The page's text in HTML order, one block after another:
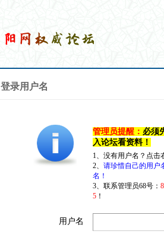
登录用户名
管理员提醒： 必须
入论坛看资料！
1、没有用户名？点
2、 请珍惜自己的用户
名！
3、联系管理员68号：
5 ！
用户名